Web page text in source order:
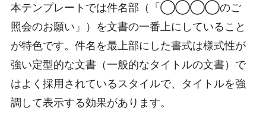
本テンプレートでは件名部（「◯◯◯◯のご
照会のお願い」）を文書の一番上にしていること
が特色です。件名を最上部にした書式は様式性が
強い定型的な文書（一般的なタイトルの文書）で
はよく採用されているスタイルで、タイトルを強
調して表示する効果があります。